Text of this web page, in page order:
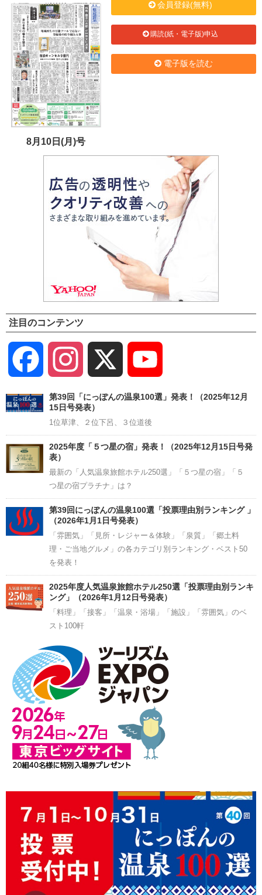
8月10日(月)号
会員登録(無料)
購読(紙・電子版)申込
電子版を読む
注目のコンテンツ
Facebook Instagram
Channel
第39回「にっぽんの温泉100選」発表！（2025年12月
15日号発表）
1位草津、２位下呂、３位道後
2025年度「５つ星の宿」発表！（2025年12月15日号発
表）
最新の「人気温泉旅館ホテル250選」「５つ星の宿」「５
つ星の宿プラチナ」は？
第39回にっぽんの温泉100選「投票理由別ランキング 」
（2026年1月1日号発表）
「雰囲気」「見所・レジャー＆体験」「泉質」「郷土料
理・ご当地グルメ」の各カテゴリ別ランキング・ベスト50
を発表！
2025年度人気温泉旅館ホテル250選「投票理由別ランキ
ング」（2026年1月12日号発表）
「料理」「接客」「温泉・浴場」「施設」「雰囲気」のベ
スト100軒